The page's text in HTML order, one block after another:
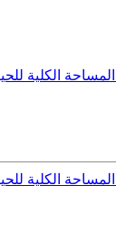
الكلية
الكلية